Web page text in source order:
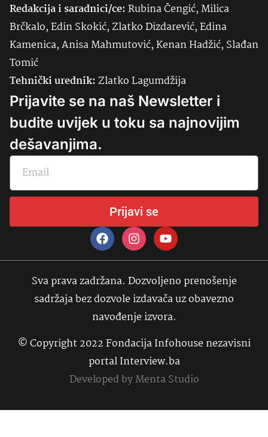
Redakcija i saradnici/ce:Rubina Čengić, Milica
Brčkalo, Edin Skokić, Zlatko Dizdarević, Edina
Kamenica, Anisa Mahmutović, Kenan Hadžić, Slađan
Tomić
Tehnički urednik:Zlatko Lagumdžija
Prijavite se na naš Newsletter i
budite uvijek u toku sa najnovijim
dešavanjima.
Prijavi se
Sva prava zadržana. Dozvoljeno prenošenje
sadržaja bez dozvole izdavača uz obavezno
navođenje izvora.
© Copyright 2022 Fondacija Infohouse nezavisni
portal Interview.ba
Developed byMenta Studio